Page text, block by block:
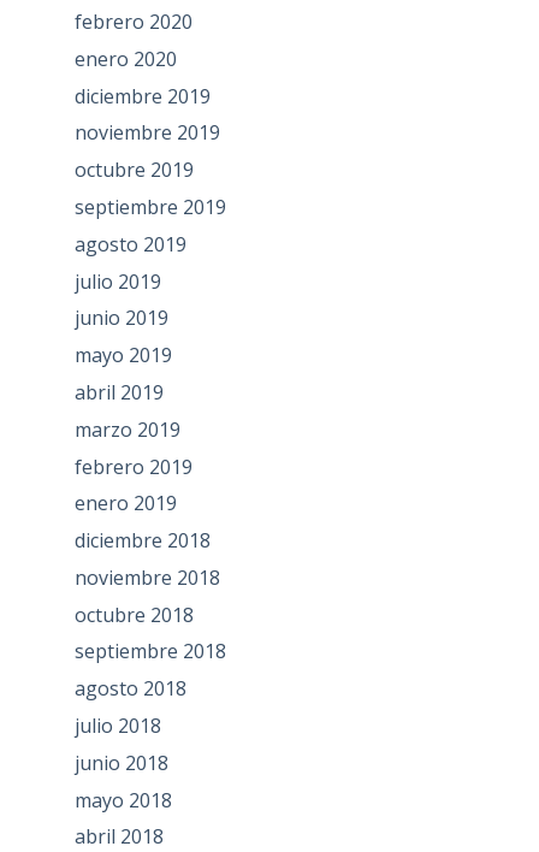
febrero 2020
enero 2020
diciembre 2019
noviembre 2019
octubre 2019
septiembre 2019
agosto 2019
julio 2019
junio 2019
mayo 2019
abril 2019
marzo 2019
febrero 2019
enero 2019
diciembre 2018
noviembre 2018
octubre 2018
septiembre 2018
agosto 2018
julio 2018
junio 2018
mayo 2018
abril 2018